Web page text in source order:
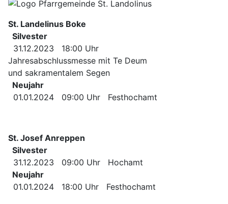
St. Landelinus Boke
Silvester
31.12.2023 18:00 Uhr
Jahresabschlussmesse mit Te Deum
und sakramentalem Segen
Neujahr
01.01.2024 09:00 Uhr Festhochamt
St. Josef Anreppen
Silvester
31.12.2023 09:00 Uhr Hochamt
Neujahr
01.01.2024 18:00 Uhr Festhochamt